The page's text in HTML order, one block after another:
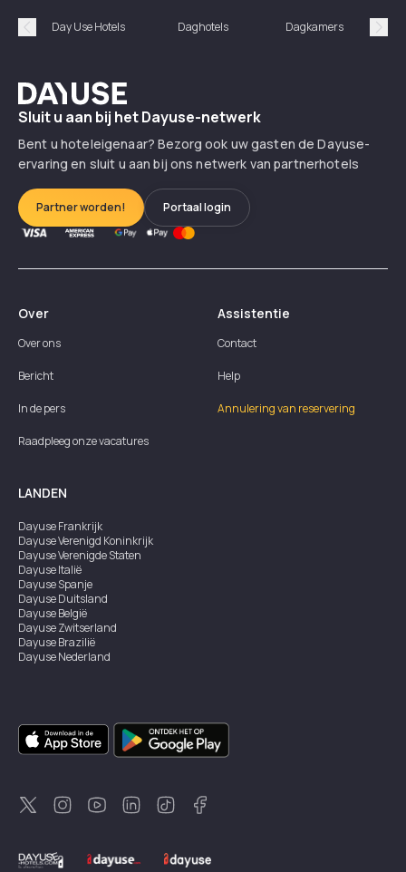
Précédent
Day Use Hotels Daghotels Dagkamers
Dayuse
Sluit u aan bij het Dayuse-netwerk
Bent u hoteleigenaar? Bezorg ook uw gasten de Dayuse-
ervaring en sluit u aan bij ons netwerk van partnerhotels
Partner worden! Portaal login
Over
Over ons
Bericht
In de pers
Raadpleeg onze vacatures
Assistentie
Contact
Help
Annulering van reservering
LANDEN
DayuseFrankrijk
DayuseVerenigd Koninkrijk
DayuseVerenigde Staten
DayuseItalië
DayuseSpanje
DayuseDuitsland
DayuseBelgië
DayuseZwitserland
DayuseBrazilië
DayuseNederland
DayuseCanada
DayuseSingapore
DayuseZweden
DayuseKorea
DayuseNieuw-Zeeland